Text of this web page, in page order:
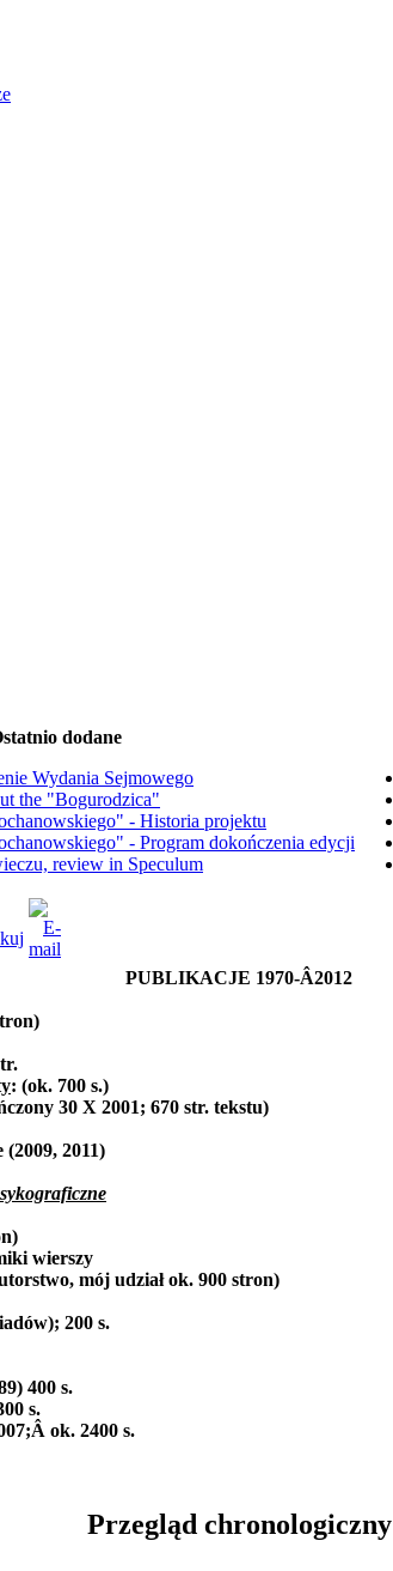
dodane
Wydania Sejmowego
the "Bogurodzica"
- Historia projektu
- Program dokończenia edycji
review in Speculum
PUBLIKACJE 1970-Â­2012
: (ok. 700 s.)
30 X 2001; 670 str. tekstu)
(2009, 2011)
wierszy
mój udział ok. 900 stron)
200 s.
400 s.
s.
ok. 2400 s.
Przegląd chronologiczny